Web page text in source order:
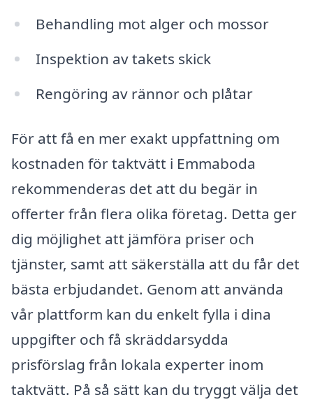
Behandling mot alger och mossor
Inspektion av takets skick
Rengöring av rännor och plåtar
För att få en mer exakt uppfattning om
kostnaden för taktvätt i Emmaboda
rekommenderas det att du begär in
offerter från flera olika företag. Detta ger
dig möjlighet att jämföra priser och
tjänster, samt att säkerställa att du får det
bästa erbjudandet. Genom att använda
vår plattform kan du enkelt fylla i dina
uppgifter och få skräddarsydda
prisförslag från lokala experter inom
taktvätt. På så sätt kan du tryggt välja det